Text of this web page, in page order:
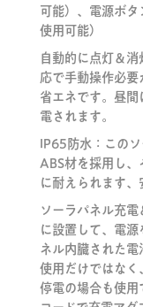
可能）、電源ボ
使用可能）
自動的に点灯＆
応で手動操作必要
省エネです。昼
電されます。
IP65防水：この
ABS材を採用し
に耐えられます、
ソーラパネル充
に設置して、電
ネル内臓された
使用だけではなく
停電の場合も使用